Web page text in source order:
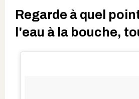
Regarde à quel
l'eau à la bouche,